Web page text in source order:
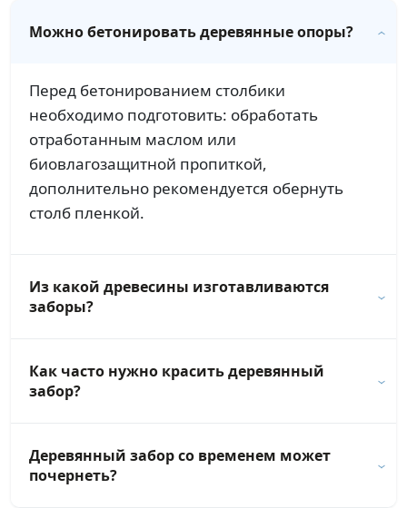
Можно бетонировать деревянные опоры?
Перед бетонированием столбики
необходимо подготовить: обработать
отработанным маслом или
биовлагозащитной пропиткой,
дополнительно рекомендуется обернуть
столб пленкой.
Из какой древесины изготавливаются
заборы?
Как часто нужно красить деревянный
забор?
Деревянный забор со временем может
почернеть?